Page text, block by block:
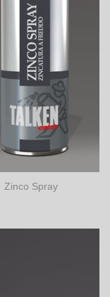
Zinco Spray